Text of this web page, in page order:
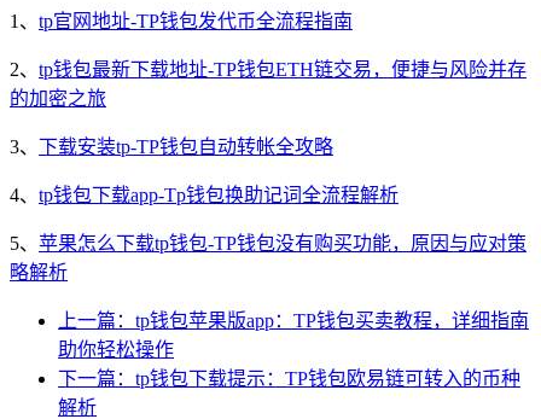
1、 tp官网地址-TP钱包发代币全流程指南
2、 tp钱包最新下载地址-TP钱包ETH链交易，便捷与风险并存
的加密之旅
3、 下载安装tp-TP钱包自动转帐全攻略
4、 tp钱包下载app-Tp钱包换助记词全流程解析
5、 苹果怎么下载tp钱包-TP钱包没有购买功能，原因与应对策
略解析
上一篇：tp钱包苹果版app：TP钱包买卖教程，详细指南
助你轻松操作
下一篇：tp钱包下载提示：TP钱包欧易链可转入的币种
解析